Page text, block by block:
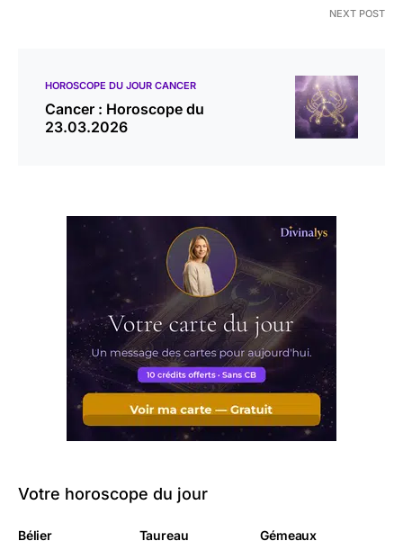
NEXT POST
HOROSCOPE DU JOUR CANCER
Cancer : Horoscope du
23.03.2026
Votre horoscope du jour
Bélier Taureau Gémeaux